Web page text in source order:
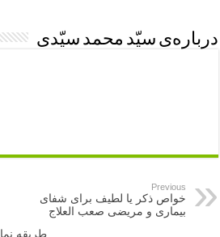
درباره‌ی سیّد محمد سیّدی
Previous
خواص ذکر یا لطیف برای شفای
بیماری و مریضی صعب العلاج
طریقه